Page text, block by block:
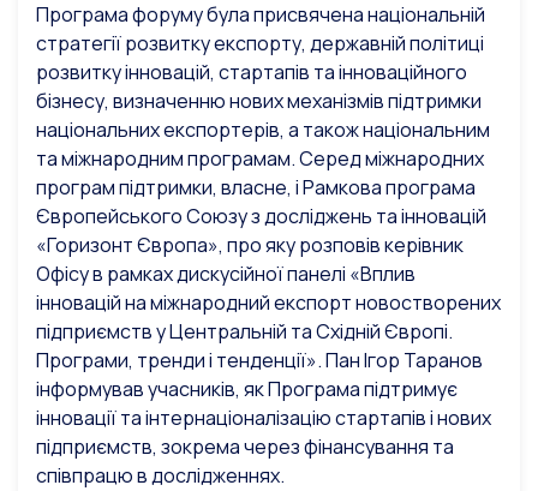
Програма форуму була присвячена національній
стратегії розвитку експорту, державній політиці
розвитку інновацій, стартапів та інноваційного
бізнесу, визначенню нових механізмів підтримки
національних експортерів, а також національним
та міжнародним програмам. Серед міжнародних
програм підтримки, власне, і Рамкова програма
Європейського Союзу з досліджень та інновацій
«Горизонт Європа», про яку розповів керівник
Офісу в рамках дискусійної панелі «Вплив
інновацій на міжнародний експорт новостворених
підприємств у Центральній та Східній Європі.
Програми, тренди і тенденції». Пан Ігор Таранов
інформував учасників, як Програма підтримує
інновації та інтернаціоналізацію стартапів і нових
підприємств, зокрема через фінансування та
співпрацю в дослідженнях.